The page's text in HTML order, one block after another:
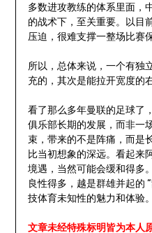
多数进攻教练的体系里面，
的战术下，至关重要。以目
压迫，很难支撑一整场比赛
所以，总体来说，一个有独
充的，其次是能拉开宽度的
看了那么多年曼联的足球了
俱乐部长期的发展，而非一
束，带来的不是阵痛，而是
比当初想象的深远。看起来
境遇，当然可能会缓和得多
良性得多，越是群雄并起的
技体育未知性的魅力和体验。
文章未经特殊标明皆为本人